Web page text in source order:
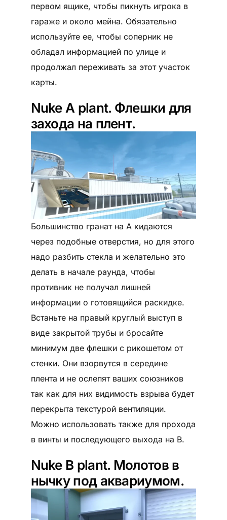
первом ящике, чтобы пикнуть игрока в
гараже и около мейна. Обязательно
используйте ее, чтобы соперник не
обладал информацией по улице и
продолжал переживать за этот участок
карты.
Nuke А plant. Флешки для
захода на плент.
Большинство гранат на А кидаются
через подобные отверстия, но для этого
надо разбить стекла и желательно это
делать в начале раунда, чтобы
противник не получал лишней
информации о готовящийся раскидке.
Встаньте на правый круглый выступ в
виде закрытой трубы и бросайте
минимум две флешки с рикошетом от
стенки. Они взорвутся в середине
плента и не ослепят ваших союзников
так как для них видимость взрыва будет
перекрыта текстурой вентиляции.
Можно использовать также для прохода
в винты и последующего выхода на B.
Nuke B plant. Молотов в
нычку под аквариумом.